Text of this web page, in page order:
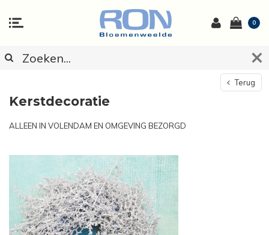
0
Terug
Kerstdecoratie
ALLEEN IN VOLENDAM EN OMGEVING BEZORGD